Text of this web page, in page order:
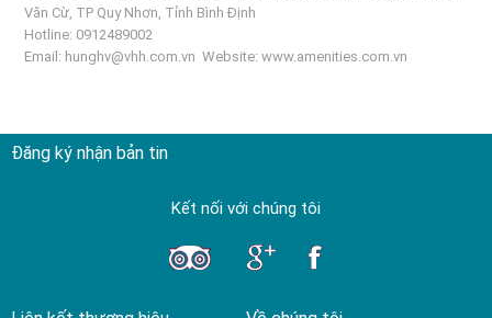
Văn Cừ, TP Quy Nhơn, Tỉnh Bình Định
Hotline: 0912489002
Email: hunghv@vhh.com.vn Website:www.amenities.com.vn
Đăng ký nhận bản tin
Kết nối với chúng tôi